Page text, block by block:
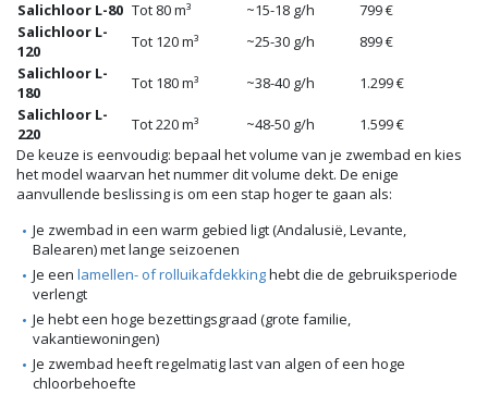
Salichloor L-80 Tot 80 m³ ~15-18 g/h
799 €
Salichloor L-
120
Tot 120 m³ ~25-30 g/h
899 €
Salichloor L-
180
Tot 180 m³ ~38-40 g/h
1.299 €
Salichloor L-
220
Tot 220 m³ ~48-50 g/h
1.599 €
De keuze is eenvoudig: bepaal het volume van je zwembad en kies
het model waarvan het nummer dit volume dekt. De enige
aanvullende beslissing is om een stap hoger te gaan als:
Je zwembad in een warm gebied ligt (Andalusië, Levante,
Balearen) met lange seizoenen
Je een lamellen- of rolluikafdekkinghebt die de gebruiksperiode
verlengt
Je hebt een hoge bezettingsgraad (grote familie,
vakantiewoningen)
Je zwembad heeft regelmatig last van algen of een hoge
chloorbehoefte